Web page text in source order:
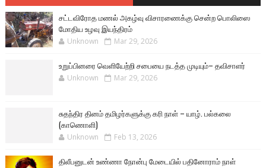
சட்டவிரோத மணல் அகழ்வு விசாரணைக்கு சென்ற பொலிஸை
மோதிய உழவு இயந்திரம்
Unknown Mar 29, 2026
உறுப்பினரை வெளியேற்றி சபையை நடத்த முடியும்– தவிசாளர்
Unknown Mar 29, 2026
சுதந்திர தினம் தமிழர்களுக்கு கரி நாள் – யாழ். பல்கலை
(காணொளி)
Unknown Feb 13, 2026
திலீபனுடன் உண்ணா நோன்பு மேடையில் பதினோராம் நாள்